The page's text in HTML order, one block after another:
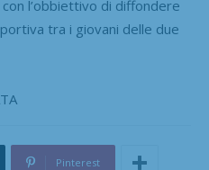
l’obbiettivo di diffondere
tra i giovani delle due
Pinterest